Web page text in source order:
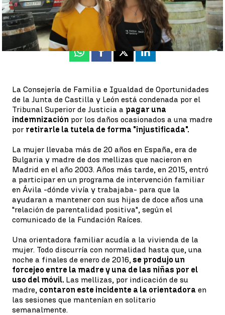
Rosario Miñano
Publicado: 09 de febrero de 2023, 13:30
Whatsapp
Facebook
X Linkedin
La Consejería de Familia e Igualdad de Oportunidades
de la Junta de Castilla y León está condenada por el
Tribunal Superior de Justicia a pagar una
indemnización por los daños ocasionados a una madre
por retirarle la tutela de forma "injustificada".
La mujer llevaba más de 20 años en España, era de
Bulgaria y madre de dos mellizas que nacieron en
Madrid en el año 2003. Años más tarde, en 2015, entró
a participar en un programa de intervención familiar
en Ávila -dónde vivía y trabajaba- para que la
ayudaran a mantener con sus hijas de doce años una
"relación de parentalidad positiva", según el
comunicado de la Fundación Raíces.
Una orientadora familiar acudía a la vivienda de la
mujer. Todo discurría con normalidad hasta que, una
noche a finales de enero de 2016,se produjo un
forcejeo entre la madre y una de las niñas por el
uso del móvil. Las mellizas, por indicación de su
madre, contaron este incidente a la orientadora en
las sesiones que mantenían en solitario
semanalmente.